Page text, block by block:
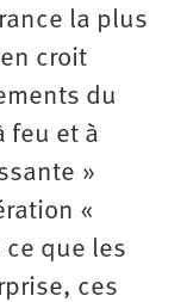
la plus
croit
du
feu et à
»
«
que les
ces